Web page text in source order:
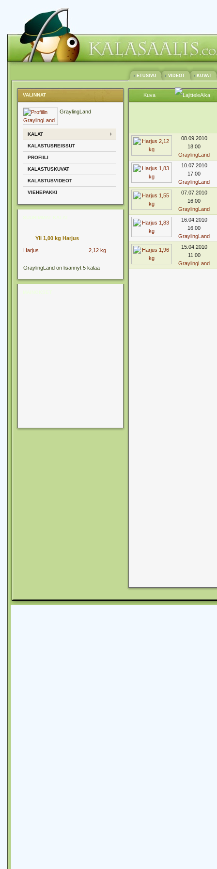
ETUSIVU VIDEOT KUVAT
VALINNAT
GraylingLand
KALAT
KALASTUSREISSUT
PROFIILI
KALASTUSKUVAT
KALASTUSVIDEOT
VIEHEPAKKI
Yli 1,00 kg Harjus
Harjus 2,12 kg
GraylingLand on lisännyt 5 kalaa
Kuva Aika
08.09.2010
18:00
GraylingLand
10.07.2010
17:00
GraylingLand
07.07.2010
16:00
GraylingLand
16.04.2010
16:00
GraylingLand
15.04.2010
11:00
GraylingLand